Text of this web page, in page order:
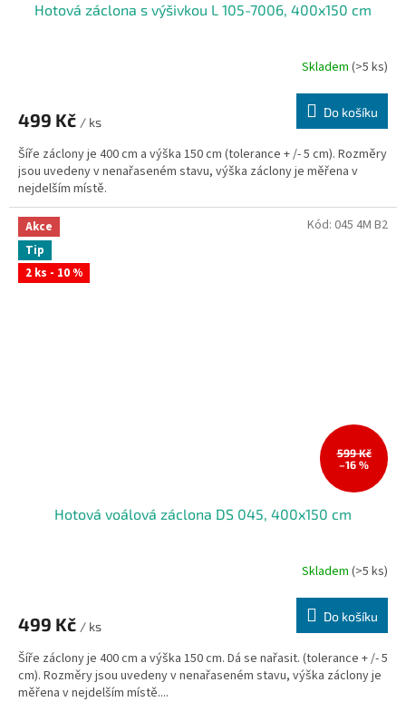
Hotová záclona s výšivkou L 105-7006, 400x150 cm
Skladem (>5 ks)
499 Kč / ks
Do košíku
Šíře záclony je 400 cm a výška 150 cm (tolerance + /- 5 cm). Rozměry
jsou uvedeny v nenařaseném stavu, výška záclony je měřena v
nejdelším místě.
Akce
Tip
2 ks - 10 %
599 Kč
–16 %
Hotová voálová záclona DS 045, 400x150 cm
Skladem (>5 ks)
499 Kč / ks
Do košíku
Šíře záclony je 400 cm a výška 150 cm. Dá se nařasit. (tolerance + /- 5
cm). Rozměry jsou uvedeny v nenařaseném stavu, výška záclony je
měřena v nejdelším místě....
Kód: 045 4M B2